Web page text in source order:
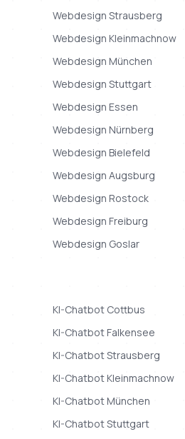
Webdesign Strausberg
Webdesign Kleinmachnow
Webdesign München
Webdesign Stuttgart
Webdesign Essen
Webdesign Nürnberg
Webdesign Bielefeld
Webdesign Augsburg
Webdesign Rostock
Webdesign Freiburg
Webdesign Goslar
KI-Chatbot Cottbus
KI-ChatbotFalkensee
KI-ChatbotStrausberg
KI-ChatbotKleinmachnow
KI-ChatbotMünchen
KI-ChatbotStuttgart